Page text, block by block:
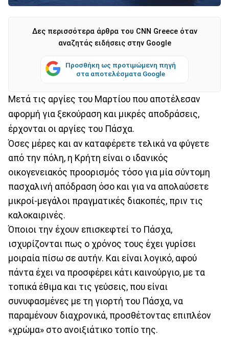
Δες περισσότερα άρθρα του CNN Greece όταν
αναζητάς ειδήσεις στην Google
Προσθήκη ως προτιμώμενη πηγή
στα αποτελέσματα Google
Μετά τις αργίες του Μαρτίου που αποτέλεσαν
αφορμή για ξεκούραση και μικρές αποδράσεις,
έρχονται οι αργίες του Πάσχα.
Όσες μέρες και αν καταφέρετε τελικά να φύγετε
από την πόλη, η Κρήτη είναι ο ιδανικός
οικογενειακός προορισμός τόσο για μία σύντομη
πασχαλινή απόδραση όσο και για να απολαύσετε
μικροί-μεγάλοι πραγματικές διακοπές, πριν τις
καλοκαιρινές.
Όποιοι την έχουν επισκεφτεί το Πάσχα,
ισχυρίζονται πως ο χρόνος τους έχει γυρίσει
μοιραία πίσω σε αυτήν. Και είναι λογικό, αφού
πάντα έχει να προσφέρει κάτι καινούργιο, με τα
τοπικά έθιμα και τις γεύσεις, που είναι
συνυφασμένες με τη γιορτή του Πάσχα, να
παραμένουν διαχρονικά, προσθέτοντας επιπλέον
«χρώμα» στο ανοιξιάτικο τοπίο της.